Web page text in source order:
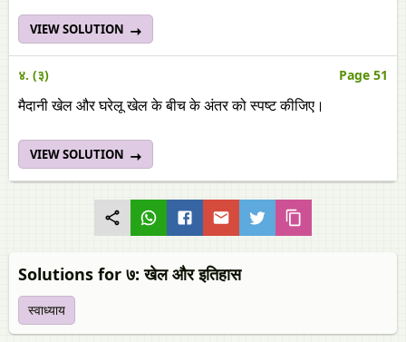
VIEW SOLUTION
४. (३) Page 51
मैदानी खेल और घरेलू खेल के बीच के अंतर को स्पष्ट कीजिए।
VIEW SOLUTION
Solutions for ७: खेल और इतिहास
स्वाध्याय